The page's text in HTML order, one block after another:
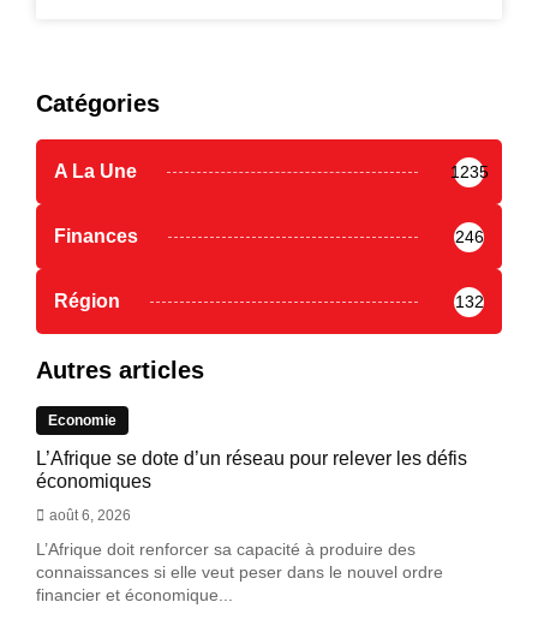
Catégories
A La Une 1235
Finances 246
Région 132
Autres articles
Economie
L’Afrique se dote d’un réseau pour relever les défis
économiques
août 6, 2026
L’Afrique doit renforcer sa capacité à produire des
connaissances si elle veut peser dans le nouvel ordre
financier et économique...